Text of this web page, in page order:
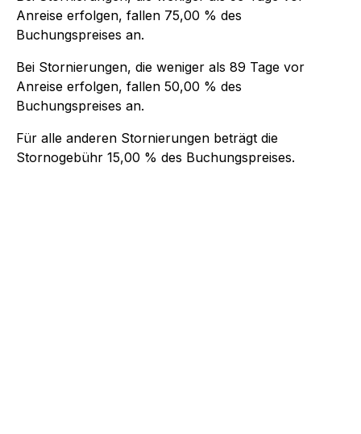
Anreise erfolgen, fallen 75,00 % des
Buchungspreises an.
Bei Stornierungen, die weniger als 89 Tage vor
Anreise erfolgen, fallen 50,00 % des
Buchungspreises an.
Für alle anderen Stornierungen beträgt die
Stornogebühr 15,00 % des Buchungspreises.